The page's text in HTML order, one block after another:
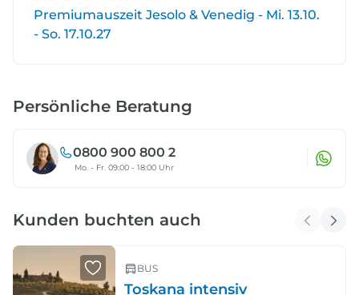
Premiumauszeit Jesolo & Venedig - Mi. 13.10.
- So. 17.10.27
Persönliche Beratung
0800 900 800 2
Mo. - Fr. 09:00 - 18:00 Uhr
Kunden buchten auch
BUS
Toskana intensiv